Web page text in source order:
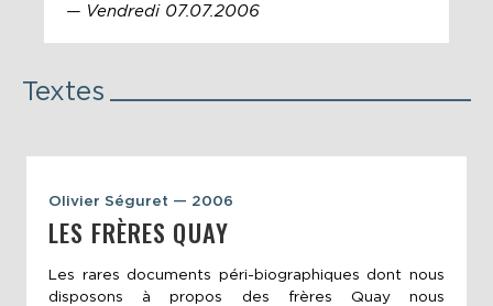
— Vendredi 07.07.2006
Textes
Olivier Séguret — 2006
LES FRÈRES QUAY
Les rares documents péri-biographiques dont nous
disposons à propos des frères Quay nous